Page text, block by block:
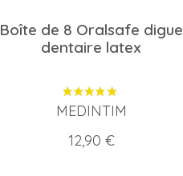
Boîte de 8 Oralsafe digue
dentaire latex
MEDINTIM
Prix
12,90 €